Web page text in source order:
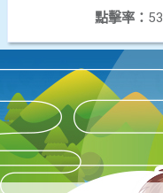
點擊率：